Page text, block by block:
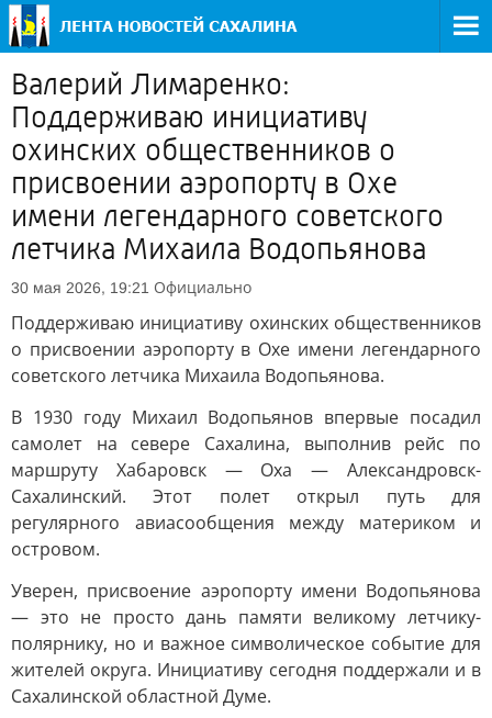
Валерий Лимаренко:
Поддерживаю инициативу
охинских общественников о
присвоении аэропорту в Охе
имени легендарного советского
летчика Михаила Водопьянова
30 мая 2026, 19:21 Официально
Поддерживаю инициативу охинских общественников
о присвоении аэропорту в Охе имени легендарного
советского летчика Михаила Водопьянова.
В 1930 году Михаил Водопьянов впервые посадил
самолет на севере Сахалина, выполнив рейс по
маршруту Хабаровск — Оха — Александровск-
Сахалинский. Этот полет открыл путь для
регулярного авиасообщения между материком и
островом.
Уверен, присвоение аэропорту имени Водопьянова
— это не просто дань памяти великому летчику-
полярнику, но и важное символическое событие для
жителей округа. Инициативу сегодня поддержали и в
Сахалинской областной Думе.